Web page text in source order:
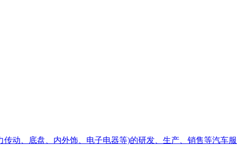
动、底盘、内外饰、电子电器等)的研发、生产、销售等汽车服